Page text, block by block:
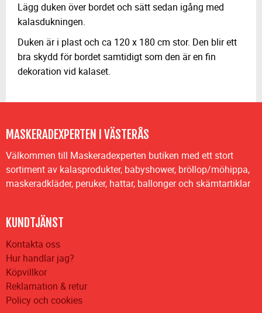
Lägg duken över bordet och sätt sedan igång med
kalasdukningen.
Duken är i plast och ca 120 x 180 cm stor. Den blir ett
bra skydd för bordet samtidigt som den är en fin
dekoration vid kalaset.
MASKERADEXPERTEN I VÄSTERÅS
Välkommen till Maskeradexperten butiken med ett stort
sortiment av kalasprodukter, babyshower, bröllop/möhippa,
maskeradkläder, peruker, hattar, ballonger och skämtartiklar
KUNDTJÄNST
Kontakta oss
Hur handlar jag?
Köpvillkor
Reklamation & retur
Policy och cookies